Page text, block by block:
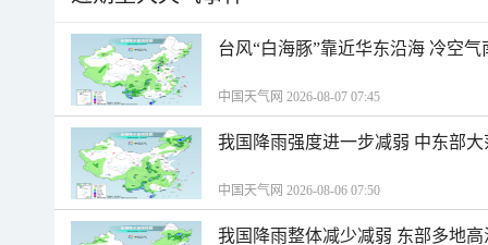
台风“白海豚”靠近华东沿海 冷空
中国天气网 2026-08-07 07:45
我国降雨强度进一步减弱 中东部
中国天气网 2026-08-06 07:50
我国降雨整体减少减弱 东部多地